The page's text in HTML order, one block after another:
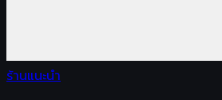
ร้านแนะนำ